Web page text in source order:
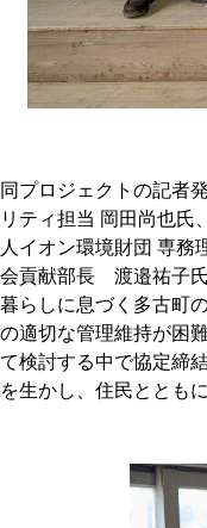
同プロジェクトの記者
リティ担当 岡田尚也氏
人イオン環境財団 専務
会貢献部長 渡邉祐子氏
暮らしに息づく多古町
の適切な管理維持が困
て検討する中で協定締
を生かし、住民ととも